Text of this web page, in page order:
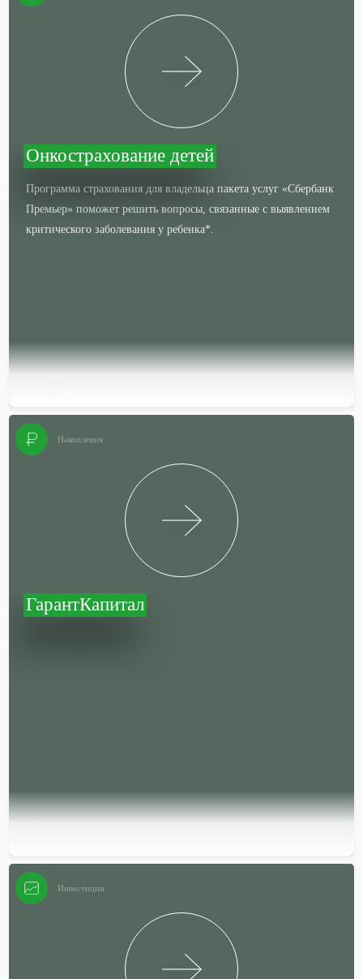
Онкострахование детей
Программа страхования для владельца пакета услуг «Сбербанк
Премьер» поможет решить вопросы, связанные с выявлением
критического заболевания у ребенка*.
ГарантКапитал
Накопления
Инвестиции